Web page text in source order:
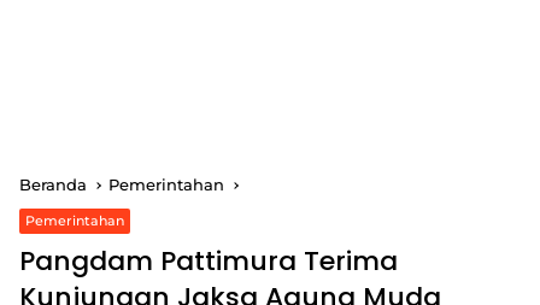
Beranda Pemerintahan
Pemerintahan
Pangdam Pattimura Terima
Kunjungan Jaksa Agung Muda